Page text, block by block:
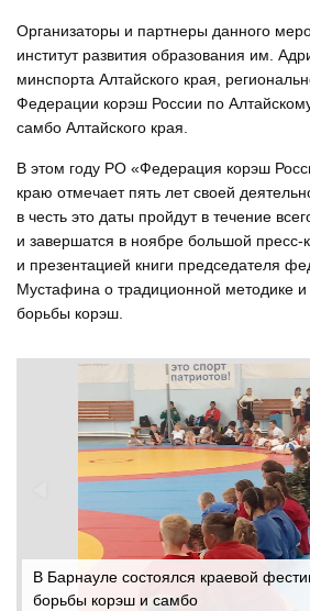
Организаторы и партнеры данного
институт развития образования им.
минспорта Алтайского края,
Федерации корэш России по
самбо Алтайского края.
В этом году РО «Федерация корэш
краю отмечает пять лет своей
в честь это даты пройдут в течение
и завершатся в ноябре большой
и презентацией книги председателя
Мустафина о традиционной методике и
борьбы корэш.
В Барнауле состоялся краевой
борьбы корэш и самбо